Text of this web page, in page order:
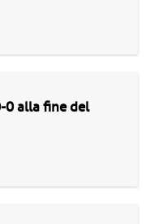
0 alla fine del